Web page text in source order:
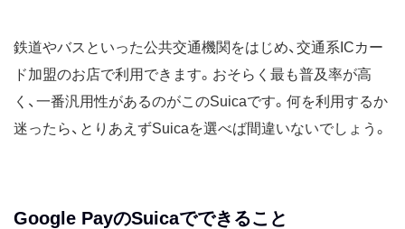
鉄道やバスといった公共交通機関をはじめ、交通系ICカー
ド加盟のお店で利用できます。おそらく最も普及率が高
く、一番汎用性があるのがこのSuicaです。何を利用するか
迷ったら、とりあえずSuicaを選べば間違いないでしょう。
Google PayのSuicaでできること